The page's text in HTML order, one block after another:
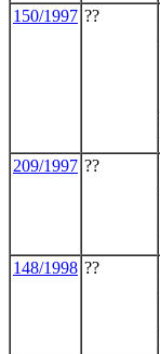
150/1997 ??
209/1997 ??
148/1998 ??